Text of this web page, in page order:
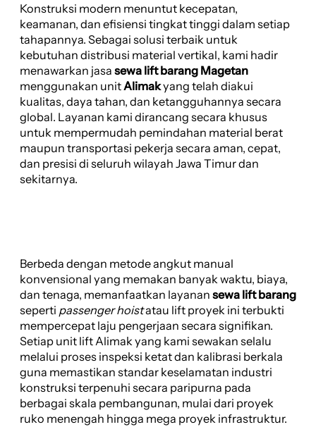
Konstruksi modern menuntut kecepatan,
keamanan, dan efisiensi tingkat tinggi dalam setiap
tahapannya. Sebagai solusi terbaik untuk
kebutuhan distribusi material vertikal, kami hadir
menawarkan jasa sewa lift barang Magetan
menggunakan unit Alimakyang telah diakui
kualitas, daya tahan, dan ketangguhannya secara
global. Layanan kami dirancang secara khusus
untuk mempermudah pemindahan material berat
maupun transportasi pekerja secara aman, cepat,
dan presisi di seluruh wilayah Jawa Timur dan
sekitarnya.
Berbeda dengan metode angkut manual
konvensional yang memakan banyak waktu, biaya,
dan tenaga, memanfaatkan layanan sewa lift barang
seperti passenger hoistatau lift proyek ini terbukti
mempercepat laju pengerjaan secara signifikan.
Setiap unit lift Alimak yang kami sewakan selalu
melalui proses inspeksi ketat dan kalibrasi berkala
guna memastikan standar keselamatan industri
konstruksi terpenuhi secara paripurna pada
berbagai skala pembangunan, mulai dari proyek
ruko menengah hingga mega proyek infrastruktur.